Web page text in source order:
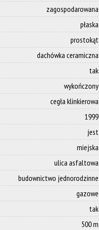
zagospodarowana
płaska
prostokąt
dachówka ceramiczna
tak
wykończony
cegła klinkierowa
1999
jest
miejska
ulica asfaltowa
budownictwo jednorodzinne
gazowe
tak
500 m